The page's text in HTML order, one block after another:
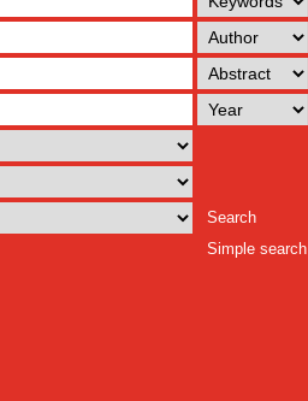
Search
Simple search